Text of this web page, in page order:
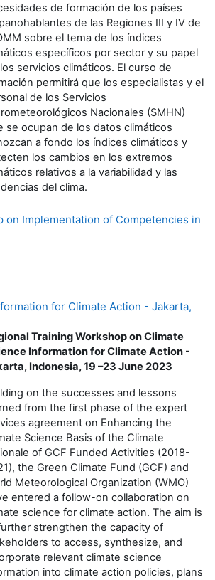
de formación de los países
de las Regiones III y IV de
sobre el tema de los índices
específicos por sector y su papel
servicios climáticos. El curso de
permitirá que los especialistas y el
de los Servicios
Nacionales (SMHN)
se ocupan de los datos climáticos
a fondo los índices climáticos y
los cambios en los extremos
relativos a la variabilidad y las
del clima.
on Implementation of Competencies in
for Climate Action - Jakarta,
Training Workshop on Climate
Information for Climate Action -
Indonesia, 19 –23 June 2023
on the successes and lessons
from the first phase of the expert
agreement on Enhancing the
Science Basis of the Climate
of GCF Funded Activities (2018-
the Green Climate Fund (GCF) and
Meteorological Organization (WMO)
entered a follow-on collaboration on
science for climate action. The aim is
strengthen the capacity of
to access, synthesize, and
relevant climate science
into climate action policies, plans